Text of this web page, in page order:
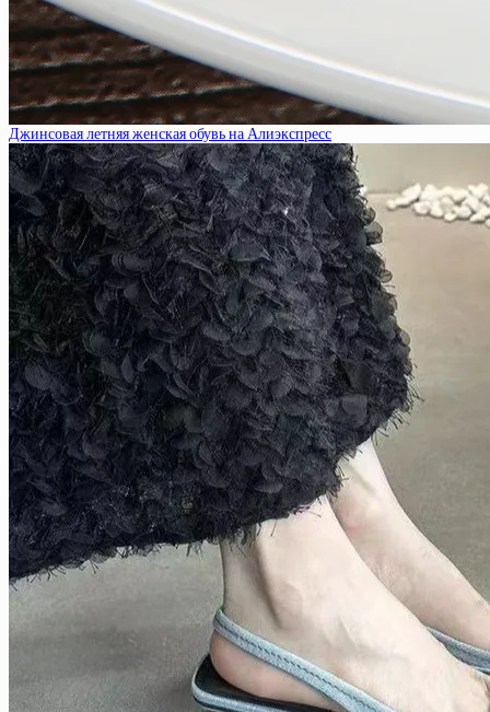
Джинсовая летняя женская обувь на Алиэкспресс